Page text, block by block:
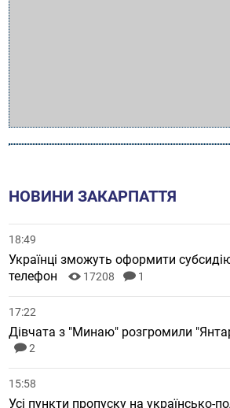
НОВИНИ ЗАКАРПАТТЯ
18:49
Українці зможуть оформити
телефон
17208 1
17:22
Дівчата з "Минаю" розгромили
2
15:58
Усі пункти пропуску на українсько-